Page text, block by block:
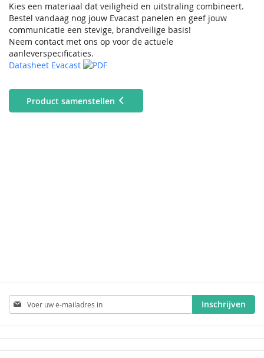
Kies een materiaal dat veiligheid en uitstraling combineert.
Bestel vandaag nog jouw Evacast panelen en geef jouw
communicatie een stevige, brandveilige basis!
Neem contact met ons op voor de actuele
aanleverspecificaties.
Datasheet Evacast
Product samenstellen
Abonneer
u
op
onze
Inschrijven